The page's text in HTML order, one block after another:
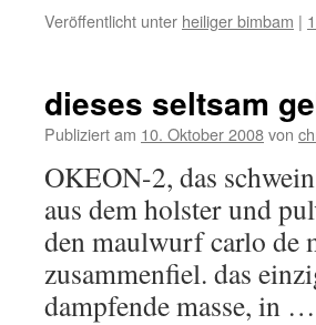
Veröffentlicht unter heiliger bimbam |
dieses seltsam
Publiziert am 10. Oktober 2008von
OKEON-2, das
aus dem holster und
den maulwurf carlo de
zusammenfiel. das
dampfende masse, in …